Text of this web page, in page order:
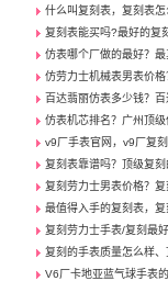
什么叫复刻表，复刻表怎
复刻表能买吗?最好的复
仿表哪个厂做的最好？最
仿劳力士机械表男表价格
百达翡丽仿表多少钱？百
仿表机芯排名？广州顶级
v9厂手表官网，v9厂复刻
复刻表靠谱吗？顶级复
复刻劳力士男表价格？复
最值得入手的复刻表，复
复刻劳力士手表/复刻最
复刻的手表质量怎么样、
V6厂卡地亚蓝气球手表的